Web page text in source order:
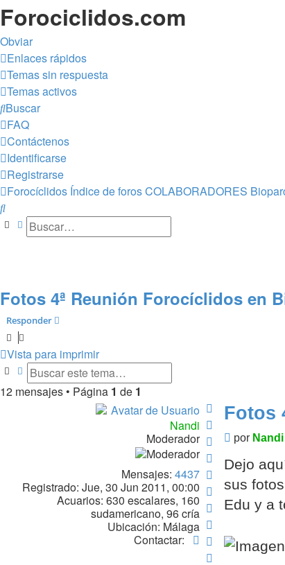
Forociclidos.com
Obviar
Enlaces rápidos
Temas sin respuesta
Temas activos
Buscar
FAQ
Contáctenos
Identificarse
Registrarse
Forocíclidos Índice de forosCOLABORADORES
Buscar
BuscarBúsqueda avanzada
Fotos 4ª Reunión Forocíclidos en
Responder
Vista para imprimir
BuscarBúsqueda avanzada
12 mensajes • Página 1 de 1
Nandi
Moderador
Mensajes: 4437
Registrado: Jue, 30 Jun 2011, 00:00
Acuarios: 630 escalares, 160
sudamericano, 96 cría
Ubicación: Málaga
Contactar:
Contactar
Nandi
Fotos
Mensaje
por Nandi
Dejo
sus
Edu y a
Arriba
Arriba
Arriba
Arriba
Arriba
Arriba
Arriba
Arriba